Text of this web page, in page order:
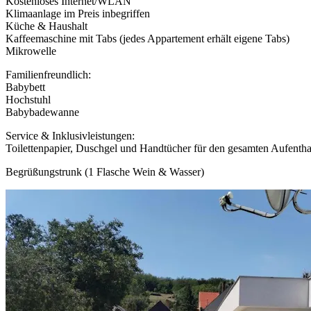
Klimaanlage im Preis inbegriffen
Küche & Haushalt
Kaffeemaschine mit Tabs (jedes Appartement erhält eigene Tabs)
Mikrowelle
Familienfreundlich:
Babybett
Hochstuhl
Babybadewanne
Service & Inklusivleistungen:
Toilettenpapier, Duschgel und Handtücher für den gesamten
Begrüßungstrunk (1 Flasche Wein & Wasser)